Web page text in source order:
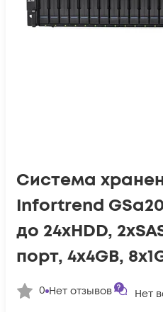
Система
Infortrend
до 24xHDD,
порт, 4x4GB,
0 Нет отзывов Нет